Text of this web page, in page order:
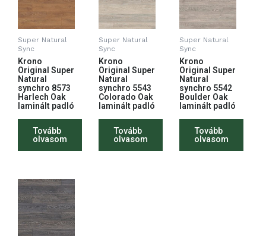
Super Natural
Sync
Krono
Original Super
Natural
synchro 8573
Harlech Oak
laminált padló
Tovább
olvasom
Super Natural
Sync
Krono
Original Super
Natural
synchro 5543
Colorado Oak
laminált padló
Tovább
olvasom
Super Natural
Sync
Krono
Original Super
Natural
synchro 5542
Boulder Oak
laminált padló
Tovább
olvasom